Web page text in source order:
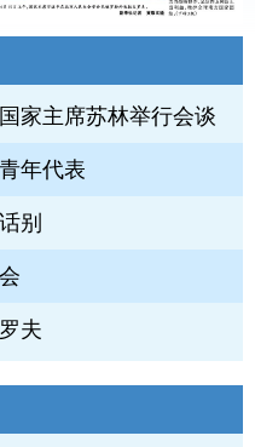
家主席苏林举行会谈
年代表
别
夫